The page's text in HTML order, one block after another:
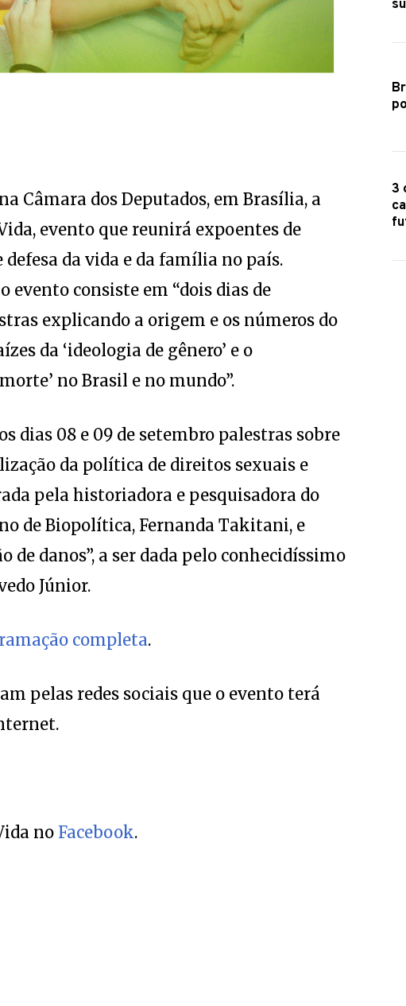
Câmara dos Deputados, em Brasília, a
evento que reunirá expoentes de
da vida e da família no país.
evento consiste em “dois dias de
explicando a origem e os números do
da ‘ideologia de gênero’ e o
no Brasil e no mundo”.
dias 08 e 09 de setembro palestras sobre
da política de direitos sexuais e
pela historiadora e pesquisadora do
de Biopolítica, Fernanda Takitani, e
de danos”, a ser dada pelo conhecidíssimo
Júnior.
completa.
pelas redes sociais que o evento terá
no Facebook.
3